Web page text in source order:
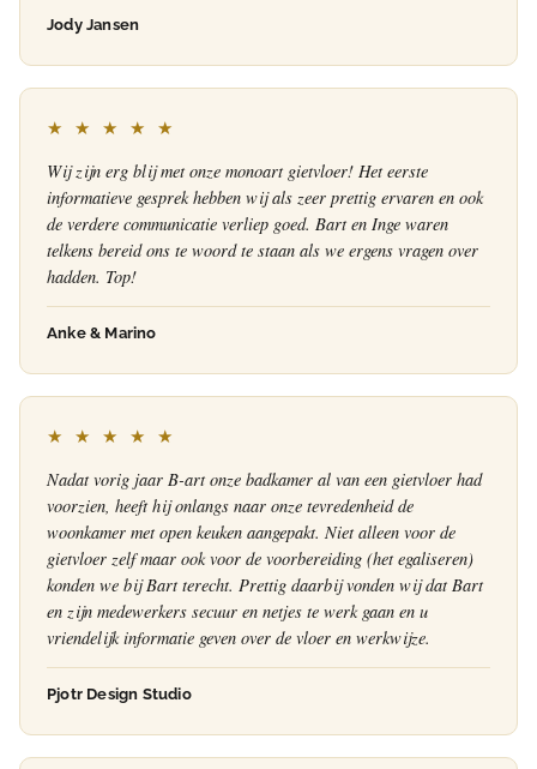
Jody Jansen
★ ★ ★ ★ ★
Wij zijn erg blij met onze monoart gietvloer! Het eerste
informatieve gesprek hebben wij als zeer prettig ervaren en ook
de verdere communicatie verliep goed. Bart en Inge waren
telkens bereid ons te woord te staan als we ergens vragen over
hadden. Top!
Anke & Marino
★ ★ ★ ★ ★
Nadat vorig jaar B-art onze badkamer al van een gietvloer had
voorzien, heeft hij onlangs naar onze tevredenheid de
woonkamer met open keuken aangepakt. Niet alleen voor de
gietvloer zelf maar ook voor de voorbereiding (het egaliseren)
konden we bij Bart terecht. Prettig daarbij vonden wij dat Bart
en zijn medewerkers secuur en netjes te werk gaan en u
vriendelijk informatie geven over de vloer en werkwijze.
Pjotr Design Studio